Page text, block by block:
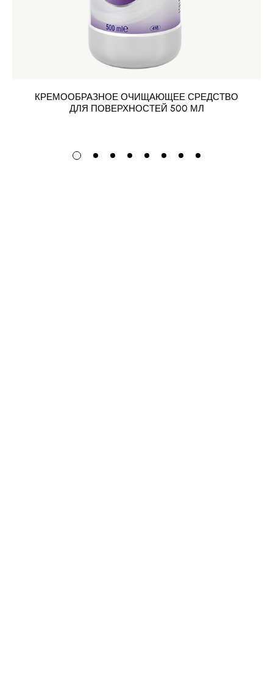
КРЕМООБРАЗНОЕ ОЧИЩАЮЩЕЕ СРЕДСТВО
ДЛЯ ПОВЕРХНОСТЕЙ 500 МЛ